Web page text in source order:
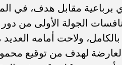
برباعية مقابل هدف، في
الجولة الأولى من
بالكامل، ولاحت أمامه
لهدف من توقيع